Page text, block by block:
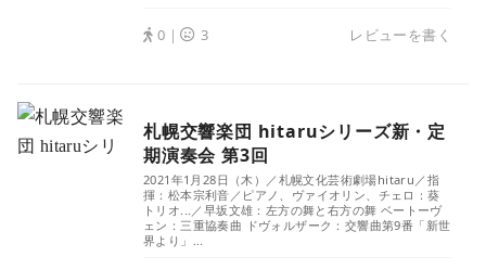
0｜ 3 レビューを書く
札幌交響楽団 hitaruシリーズ新・定
期演奏会 第3回
2021年1月28日（木）／札幌文化芸術劇場hitaru／指
揮：松本宗利音／ピアノ、ヴァイオリン、チェロ：葵
トリオ...／早坂文雄：左方の舞と右方の舞 ベートーヴ
ェン：三重協奏曲 ドヴォルザーク：交響曲第9番「新世
界より」...